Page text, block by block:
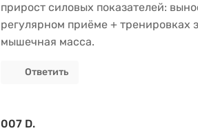
прирост силовых показателей:
регулярном приёме + тренировках
мышечная масса.
Ответить
007 D.